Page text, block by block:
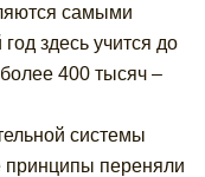
самыми
здесь учится до
400 тысяч –
системы
принципы переняли